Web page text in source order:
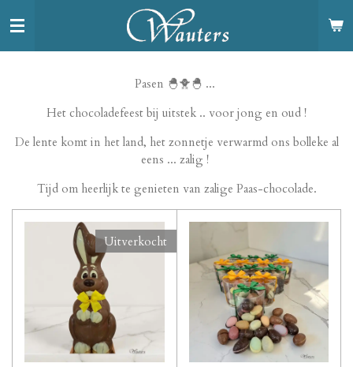
direct
naar
Pasen 🐣🐥🐣 ...
Het chocoladefeest bij uitstek .. voor jong en oud !
De lente komt in het land, het zonnetje verwarmd ons bolleke al
eens ... zalig !
Tijd om heerlijk te genieten van zalige Paas-chocolade.
Uitverkocht